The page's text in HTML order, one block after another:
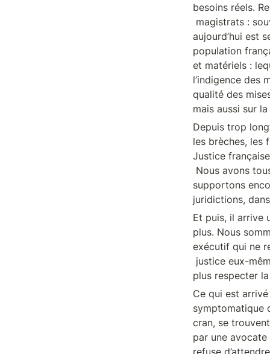
besoins réels.
aujourd’hui est
population
et matériels :
l’indigence des
qualité des
mais aussi sur
Depuis trop
les brèches, les
Justice
supportons
juridictions,
Et puis, il arrive
plus. Nous
exécutif qui ne
plus respecter
Ce qui est
symptomatique
cran, se
par une
refuse